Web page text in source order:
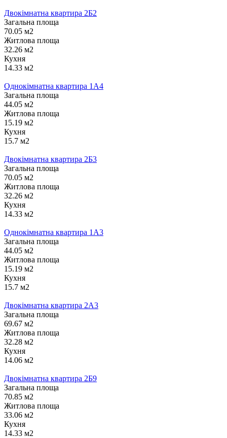
Двокімнатна квартира 2Б2
Загальна площа
70.05 м2
Житлова площа
32.26 м2
Кухня
14.33 м2
Однокімнатна квартира 1А4
Загальна площа
44.05 м2
Житлова площа
15.19 м2
Кухня
15.7 м2
Двокімнатна квартира 2Б3
Загальна площа
70.05 м2
Житлова площа
32.26 м2
Кухня
14.33 м2
Однокімнатна квартира 1А3
Загальна площа
44.05 м2
Житлова площа
15.19 м2
Кухня
15.7 м2
Двокімнатна квартира 2А3
Загальна площа
69.67 м2
Житлова площа
32.28 м2
Кухня
14.06 м2
Двокімнатна квартира 2Б9
Загальна площа
70.85 м2
Житлова площа
33.06 м2
Кухня
14.33 м2